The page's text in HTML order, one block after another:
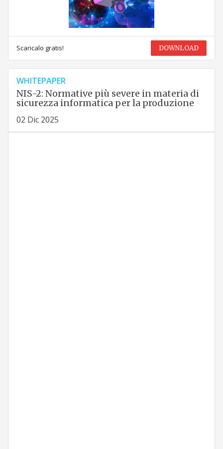
Scaricalo gratis! DOWNLOAD
WHITEPAPER
NIS-2: Normative più severe in materia di
sicurezza informatica per la produzione
02 Dic 2025